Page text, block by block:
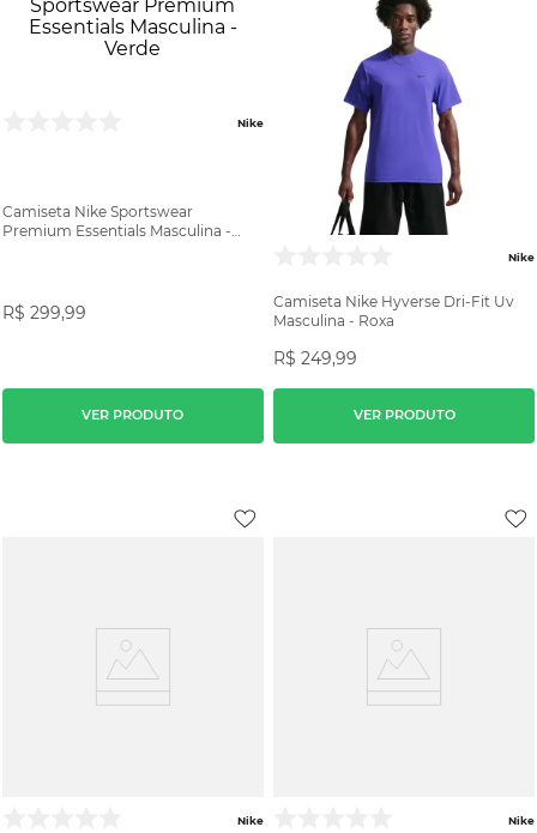
Nike
Camiseta Nike Sportswear
Premium Essentials Masculina -
R$ 299,99
VER PRODUTO
Nike
Camiseta Nike Hyverse Dri-Fit Uv
Masculina - Roxa
R$ 249,99
VER PRODUTO
Nike Nike